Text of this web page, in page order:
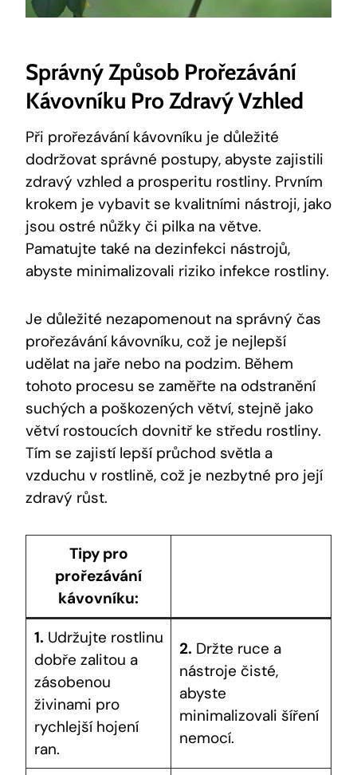
Správný Způsob Prořezávání
Kávovníku Pro Zdravý Vzhled
Při prořezávání kávovníku je důležité
dodržovat správné postupy, abyste zajistili
zdravý vzhled a prosperitu rostliny. Prvním
krokem je vybavit se kvalitními nástroji, jako
jsou ostré nůžky či pilka na větve.
Pamatujte také na dezinfekci nástrojů,
abyste minimalizovali riziko infekce rostliny.
Je důležité nezapomenout na správný čas
prořezávání kávovníku, což je nejlepší
udělat na jaře nebo na podzim. Během
tohoto procesu se zaměřte na odstranění
suchých a poškozených větví, stejně jako
větví rostoucích dovnitř ke středu rostliny.
Tím se zajistí lepší průchod světla a
vzduchu v rostlině, což je nezbytné pro její
zdravý růst.
Tipy pro
prořezávání
kávovníku:
1. Udržujte rostlinu
dobře zalitou a
zásobenou
živinami pro
rychlejší hojení
ran.
2. Držte ruce a
nástroje čisté,
abyste
minimalizovali šíření
nemocí.